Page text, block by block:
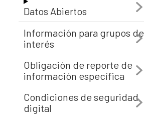
Datos Abiertos
Información para grupos de
interés
Obligación de reporte de
información específica
Condiciones de seguridad
digital